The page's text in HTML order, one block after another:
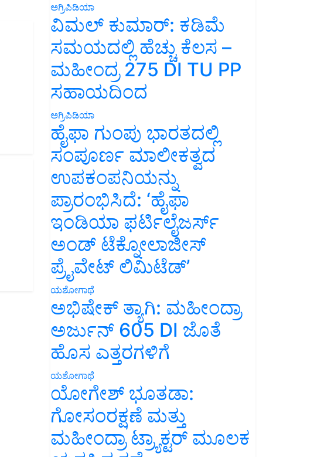
ಅಗ್ರಿಪಿಡಿಯಾ
ವಿಮಲ್ ಕುಮಾರ್: ಕಡಿಮೆ
ಸಮಯದಲ್ಲಿ ಹೆಚ್ಚು ಕೆಲಸ –
ಮಹೀಂದ್ರ 275 DI TU PP
ಸಹಾಯದಿಂದ
ಅಗ್ರಿಪಿಡಿಯಾ
ಹೈಫಾ ಗುಂಪು ಭಾರತದಲ್ಲಿ
ಸಂಪೂರ್ಣ ಮಾಲೀಕತ್ವದ
ಉಪಕಂಪನಿಯನ್ನು
ಪ್ರಾರಂಭಿಸಿದೆ: ‘ಹೈಫಾ
ಇಂಡಿಯಾ ಫರ್ಟಿಲೈಜರ್ಸ್
ಅಂಡ್ ಟೆಕ್ನೋಲಾಜೀಸ್
ಪ್ರೈವೇಟ್ ಲಿಮಿಟೆಡ್’
ಯಶೋಗಾಥೆ
ಅಭಿಷೇಕ್ ತ್ಯಾಗಿ: ಮಹೀಂದ್ರಾ
ಅರ್ಜುನ್ 605 DI ಜೊತೆ
ಹೊಸ ಎತ್ತರಗಳಿಗೆ
ಯಶೋಗಾಥೆ
ಯೋಗೇಶ್ ಭೂತಡಾ:
ಗೋಸಂರಕ್ಷಣೆ ಮತ್ತು
ಮಹೀಂದ್ರಾ ಟ್ರ್ಯಾಕ್ಟರ್ ಮೂಲಕ